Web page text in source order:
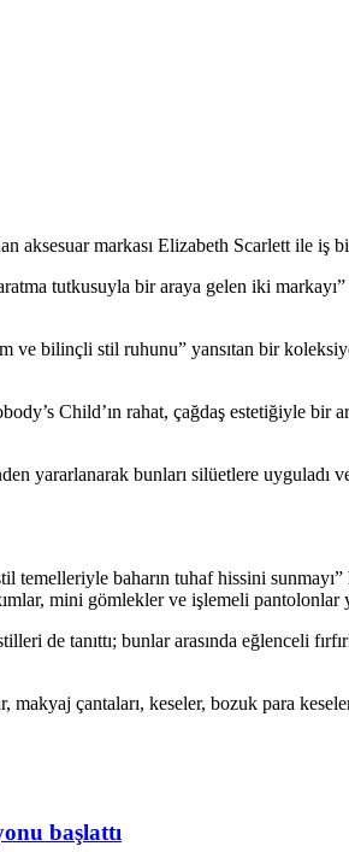
aksesuar markası Elizabeth Scarlett ile iş
tutkusuyla bir araya gelen iki
ve bilinçli stil ruhunu” yansıtan bir
Child’ın rahat, çağdaş estetiğiyle
yararlanarak bunları silüetlere uyguladı
temelleriyle baharın tuhaf hissini
mini gömlekler ve işlemeli pantolonlar
de tanıttı; bunlar arasında eğlenceli
makyaj çantaları, keseler, bozuk para
başlattı